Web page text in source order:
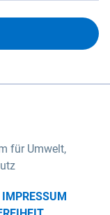
für Umwelt,
IMPRESSUM